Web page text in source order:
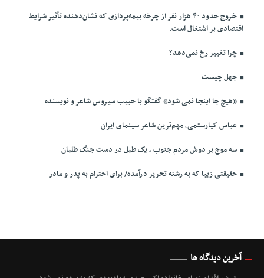
خروج حدود ۴۰ هزار نفر از چرخه بیمه‌پردازی که نشان‌دهنده تأثیر شرایط
اقتصادی بر اشتغال است.
چرا تغییر رخ نمی‌دهد؟
جهل چیست
«هیچ جا اینجا نمی شود» گفتگو با حبیب سیروس شاعر و نویسنده
عباس کیارستمی، مهم‌ترین شاعر سینمای ایران
سه موج بر دوش مردم جنوب ، یک طبل در دست جنگ طلبان
حقیقتی زیبا که به رشته تحریر درآمده/ برای احترام به پدر و مادر
آخرین دیدگاه ها